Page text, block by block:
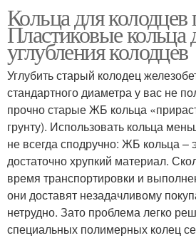
Кольца для колодцев
Пластиковые кольца
углубления колодцев
Углубить старый колодец
стандартного диаметра у вас не
прочно старые ЖБ кольца
грунту). Использовать кольца
не всегда сподручно: ЖБ кольца –
достаточно хрупкий материал.
время транспортировки и
они доставят незадачливому
нетрудно. Зато проблема легко
специальных полимерных колец